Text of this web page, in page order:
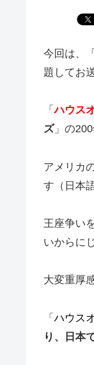
今回は、
題してお
「ハウス
ズ」の
アメリカ
す（日本
王座争い
いからに
大変重厚
「 ハウス
り、日本